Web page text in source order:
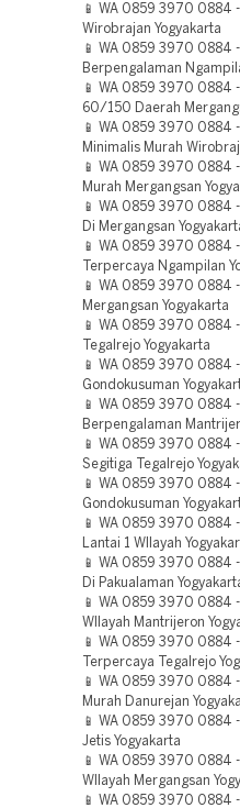
📱 WA 0859 3970 0884
Wirobrajan Yogyakarta
📱 WA 0859 3970 0884
Berpengalaman
📱 WA 0859 3970 0884
60/150 Daerah
📱 WA 0859 3970 0884
Minimalis Murah
📱 WA 0859 3970 0884
Murah Mergangsan
📱 WA 0859 3970 0884
Di Mergangsan
📱 WA 0859 3970 0884
Terpercaya Ngampilan
📱 WA 0859 3970 0884
Mergangsan Yogyakarta
📱 WA 0859 3970 0884
Tegalrejo Yogyakarta
📱 WA 0859 3970 0884
Gondokusuman
📱 WA 0859 3970 0884
Berpengalaman
📱 WA 0859 3970 0884
Segitiga Tegalrejo
📱 WA 0859 3970 0884
Gondokusuman
📱 WA 0859 3970 0884
Lantai 1 WIlayah
📱 WA 0859 3970 0884
Di Pakualaman
📱 WA 0859 3970 0884
WIlayah Mantrijeron
📱 WA 0859 3970 0884
Terpercaya Tegalrejo
📱 WA 0859 3970 0884
Murah Danurejan
📱 WA 0859 3970 0884
Jetis Yogyakarta
📱 WA 0859 3970 0884
WIlayah Mergangsan
📱 WA 0859 3970 0884